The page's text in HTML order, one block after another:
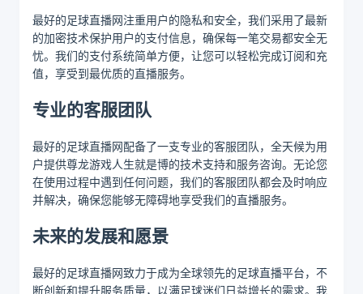
最好的足球直播网注重用户的隐私和安全，我们采用了最新
的加密技术保护用户的支付信息，确保每一笔交易都安全无
忧。我们的支付系统简单方便，让您可以轻松完成订阅和充
值，享受到最优质的直播服务。
专业的客服团队
最好的足球直播网配备了一支专业的客服团队，全天候为用
户提供尊龙游戏人生就是博的技术支持和服务咨询。无论您
在使用过程中遇到任何问题，我们的客服团队都会及时响应
并解决，确保您能够无障碍地享受我们的直播服务。
未来的发展和愿景
最好的足球直播网致力于成为全球领先的足球直播平台，不
断创新和提升服务质量，以满足球迷们日益增长的需求。我